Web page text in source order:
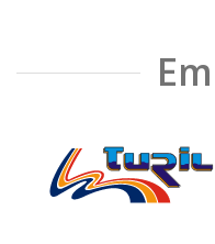
❮